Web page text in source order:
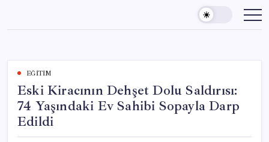
content
EĞITIM
Eski Kiracının Dehşet Dolu Saldırısı:
74 Yaşındaki Ev Sahibi Sopayla Darp
Edildi